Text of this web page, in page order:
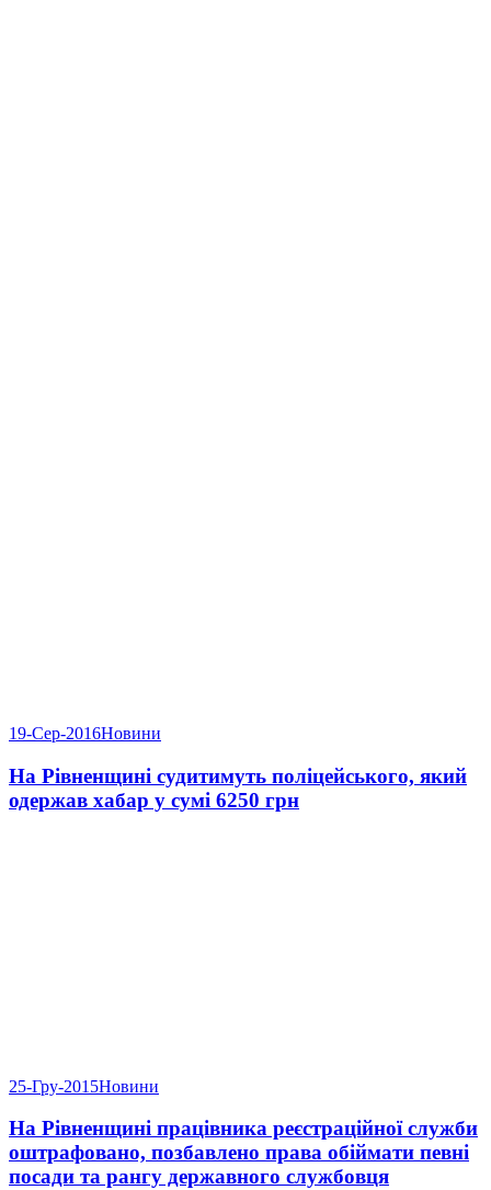
19-Сер-2016Новини
На Рівненщині судитимуть поліцейського, який
одержав хабар у сумі 6250 грн
25-Гру-2015Новини
На Рівненщині працівника реєстраційної служби
оштрафовано, позбавлено права обіймати певні
посади та рангу державного службовця